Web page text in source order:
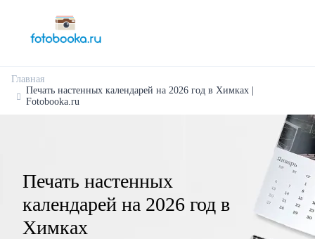
Главная
Печать настенных календарей на 2026 год в Химках |
Fotobooka.ru
Печать настенных
календарей на 2026 год в
Химках